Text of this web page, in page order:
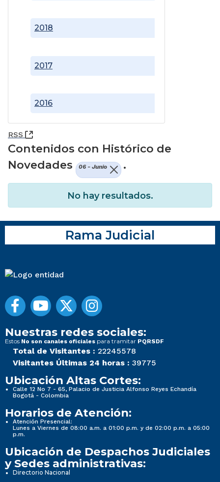
2016
2017
2018
RSS (Abre una nueva ventana)
Contenidos con Histórico de
Novedades
06 - Junio .
No hay resultados.
Rama Judicial
Nuestras redes sociales:
Estos No son canales oficiales para tramitar PQRSDF
Total de Visitantes : 22245578
Visitantes Últimas 24 horas : 39775
Ubicación Altas Cortes:
Calle 12 No 7 - 65, Palacio de Justicia Alfonso Reyes Echandía
Bogotá - Colombia
Horarios de Atención:
Atención Presencial:
Lunes a Viernes de 08:00 a.m. a 01:00 p.m. y de 02:00 p.m. a 05:00
p.m.
Ubicación de Despachos Judiciales
y Sedes administrativas:
Directorio Nacional